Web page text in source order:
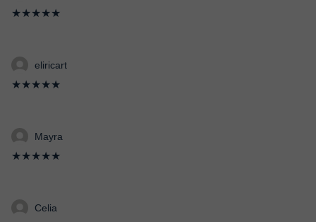
★★★★★
eliricart
★★★★★
Mayra
★★★★★
Celia